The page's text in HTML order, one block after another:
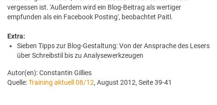
vergessen ist. 'Außerdem wird ein Blog-Beitrag als wertiger
empfunden als ein Facebook Posting', beobachtet Paitl.
Extra:
Sieben Tipps zur Blog-Gestaltung: Von der Ansprache des Lesers
über Schreibstil bis zu Analysewerkzeugen
Autor(en): Constantin Gillies
Quelle:Training aktuell 08/12, August 2012, Seite 39-41